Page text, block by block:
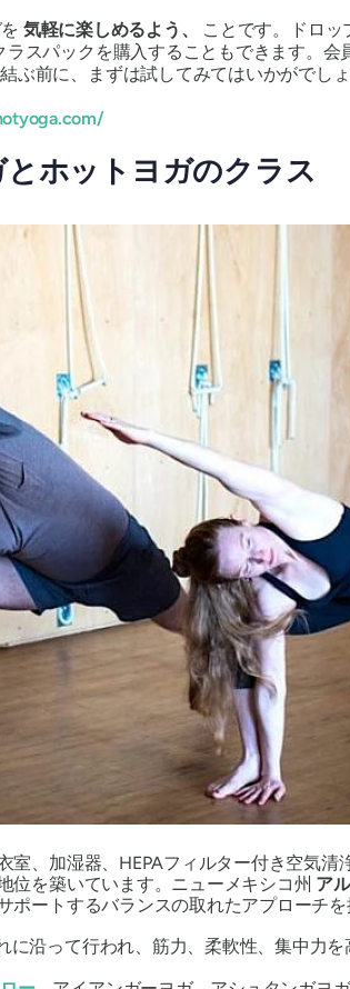
気軽に楽しめるよう、
ことです。ドロ
スパックを購入することもできます。
ぶ前に、まずは試してみてはいかがでし
ホットヨガのクラス
、加湿器、HEPAフィルター付き空気
位を築いています。ニューメキシコ州 ア
ートするバランスの取れたアプローチを
沿って行われ、筋力、柔軟性、集中力を